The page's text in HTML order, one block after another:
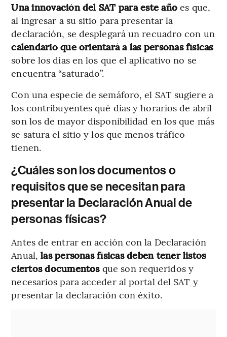
Una innovación del SAT para este añoes que,
al ingresar a su sitio para presentar la
declaración, se desplegará un recuadro con un
calendario que orientará a las personas físicas
sobre los días en los que el aplicativo no se
encuentra “saturado”.
Con una especie de semáforo, el SAT sugiere a
los contribuyentes qué días y horarios de abril
son los de mayor disponibilidad en los que más
se satura el sitio y los que menos tráfico
tienen.
¿Cuáles son los documentos o
requisitos que se necesitan para
presentar la Declaración Anual de
personas físicas?
Antes de entrar en acción con la Declaración
Anual,las personas físicas deben tener listos
ciertos documentos que son requeridos y
necesarios para acceder al portal del SAT y
presentar la declaración con éxito.